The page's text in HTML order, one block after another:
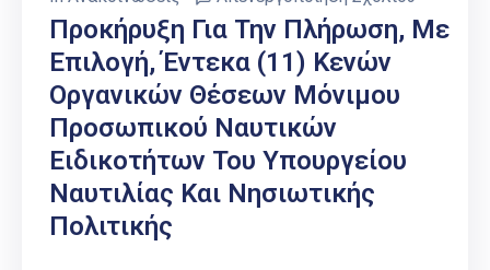
Προκήρυξη Για Την Πλήρωση, Με
Επιλογή, Έντεκα (11) Κενών
Οργανικών Θέσεων Μόνιμου
Προσωπικού Ναυτικών
Ειδικοτήτων Του Υπουργείου
Ναυτιλίας Και Νησιωτικής
Πολιτικής